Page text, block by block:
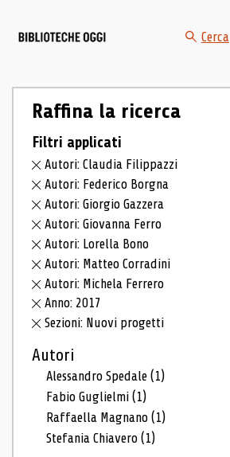
Cerca
Raffina la ricerca
Filtri applicati
Autori: Claudia Filippazzi
Autori: Federico Borgna
Autori: Giorgio Gazzera
Autori: Giovanna Ferro
Autori: Lorella Bono
Autori: Matteo Corradini
Autori: Michela Ferrero
Anno: 2017
Sezioni: Nuovi progetti
Autori
Alessandro Spedale(1)
Fabio Guglielmi(1)
Raffaella Magnano(1)
Stefania Chiavero(1)